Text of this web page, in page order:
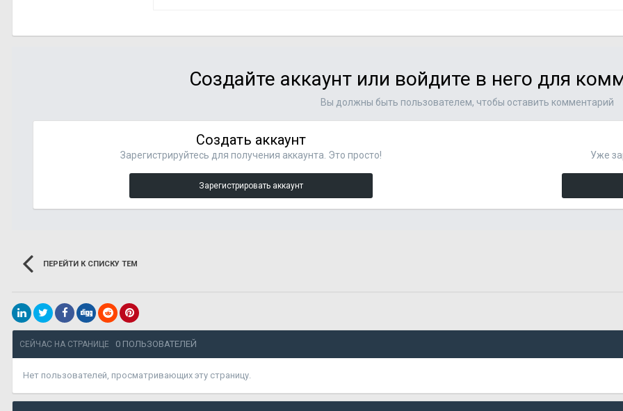
Создайте аккаунт или войдите в него для
Вы должны быть пользователем, чтобы оставить комментарий
Создать аккаунт
Зарегистрируйтесь для получения аккаунта. Это просто!
Зарегистрировать аккаунт
Уже
ПЕРЕЙТИ К СПИСКУ ТЕМ
СЕЙЧАС НА СТРАНИЦЕ 0 ПОЛЬЗОВАТЕЛЕЙ
Нет пользователей, просматривающих эту страницу.